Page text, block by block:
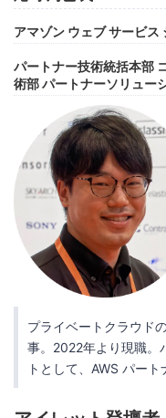
アマゾン ウェブ サービス
パートナー技術統括本部
術部 パートナーソリュー
プライベートクラウド
事。2022年より現職。
トとして、AWS パー